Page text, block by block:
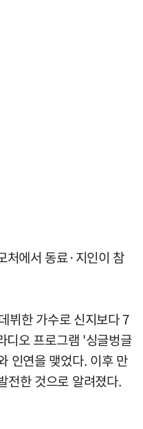
처에서 동료·지인이 참
뷔한 가수로 신지보다 7
디오 프로그램 '싱글벙글
인연을 맺었다. 이후 만
전한 것으로 알려졌다.